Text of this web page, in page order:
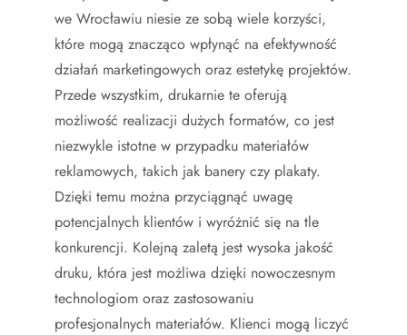
we Wrocławiu niesie ze sobą wiele korzyści,
które mogą znacząco wpłynąć na efektywność
działań marketingowych oraz estetykę projektów.
Przede wszystkim, drukarnie te oferują
możliwość realizacji dużych formatów, co jest
niezwykle istotne w przypadku materiałów
reklamowych, takich jak banery czy plakaty.
Dzięki temu można przyciągnąć uwagę
potencjalnych klientów i wyróżnić się na tle
konkurencji. Kolejną zaletą jest wysoka jakość
druku, która jest możliwa dzięki nowoczesnym
technologiom oraz zastosowaniu
profesjonalnych materiałów. Klienci mogą liczyć